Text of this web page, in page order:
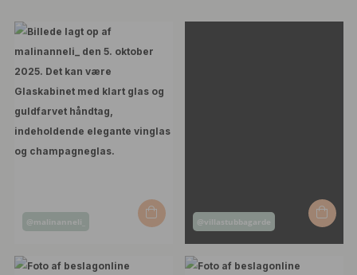
Opslag
af
@malinanneli_
Opslag
af
@villastubbagarde